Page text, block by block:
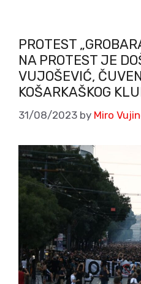
PROTEST
NA PROTEST JE
VUJOŠEVIĆ,
KOŠARKAŠKOG
31/08/2023 by Miro